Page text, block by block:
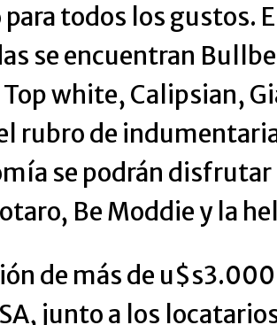
todos los gustos.
se encuentran
Top white, Calipsian,
rubro de
se podrán disfrutar
Be Moddie y la
de más de
junto a los